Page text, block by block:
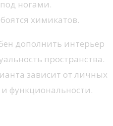
ногами.
химикатов.
дополнить интерьер
пространства.
зависит от личных
функциональности.